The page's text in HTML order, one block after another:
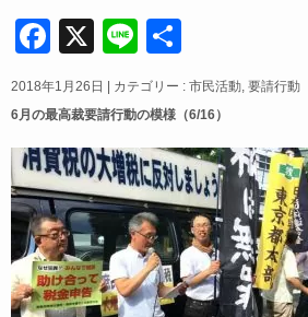
F
a
c
e
b
o
o
k
X
Li
n
e
有
2018年1月26日 カテゴリー : 市民活動, 要請行動
6月の最高裁要請行動の模様（6/16）